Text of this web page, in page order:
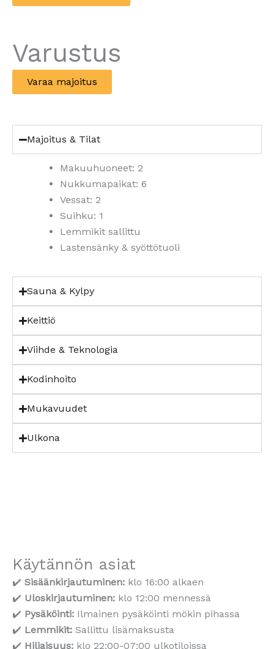
Varustus
Varaa majoitus
Majoitus & Tilat
Makuuhuoneet: 2
Nukkumapaikat: 6
Vessat: 2
Suihku: 1
Lemmikit sallittu
Lastensänky & syöttötuoli
Sauna & Kylpy
Keittiö
Viihde & Teknologia
Kodinhoito
Mukavuudet
Ulkona
Käytännön asiat
✔️ Sisäänkirjautuminen: klo 16:00 alkaen
✔️ Uloskirjautuminen: klo 12:00 mennessä
✔️ Pysäköinti: Ilmainen pysäköinti mökin pihassa
✔️ Lemmikit: Sallittu lisämaksusta
✔️ Hiljaisuus: klo 22:00-07:00 ulkotiloissa